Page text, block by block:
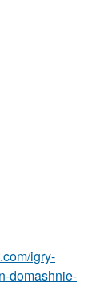
igry-
domashnie-